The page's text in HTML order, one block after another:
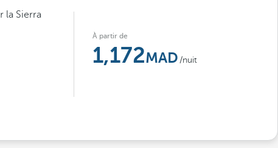
la Sierra
À partir de
1,172 /nuit